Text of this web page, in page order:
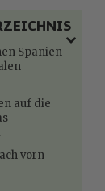
Spanien
auf die
vorn